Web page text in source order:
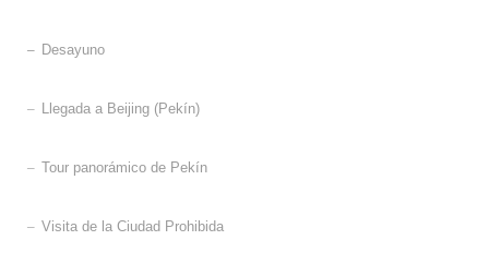
– Desayuno
– Llegada a Beijing (Pekín)
– Tour panorámico de Pekín
– Visita de la Ciudad Prohibida